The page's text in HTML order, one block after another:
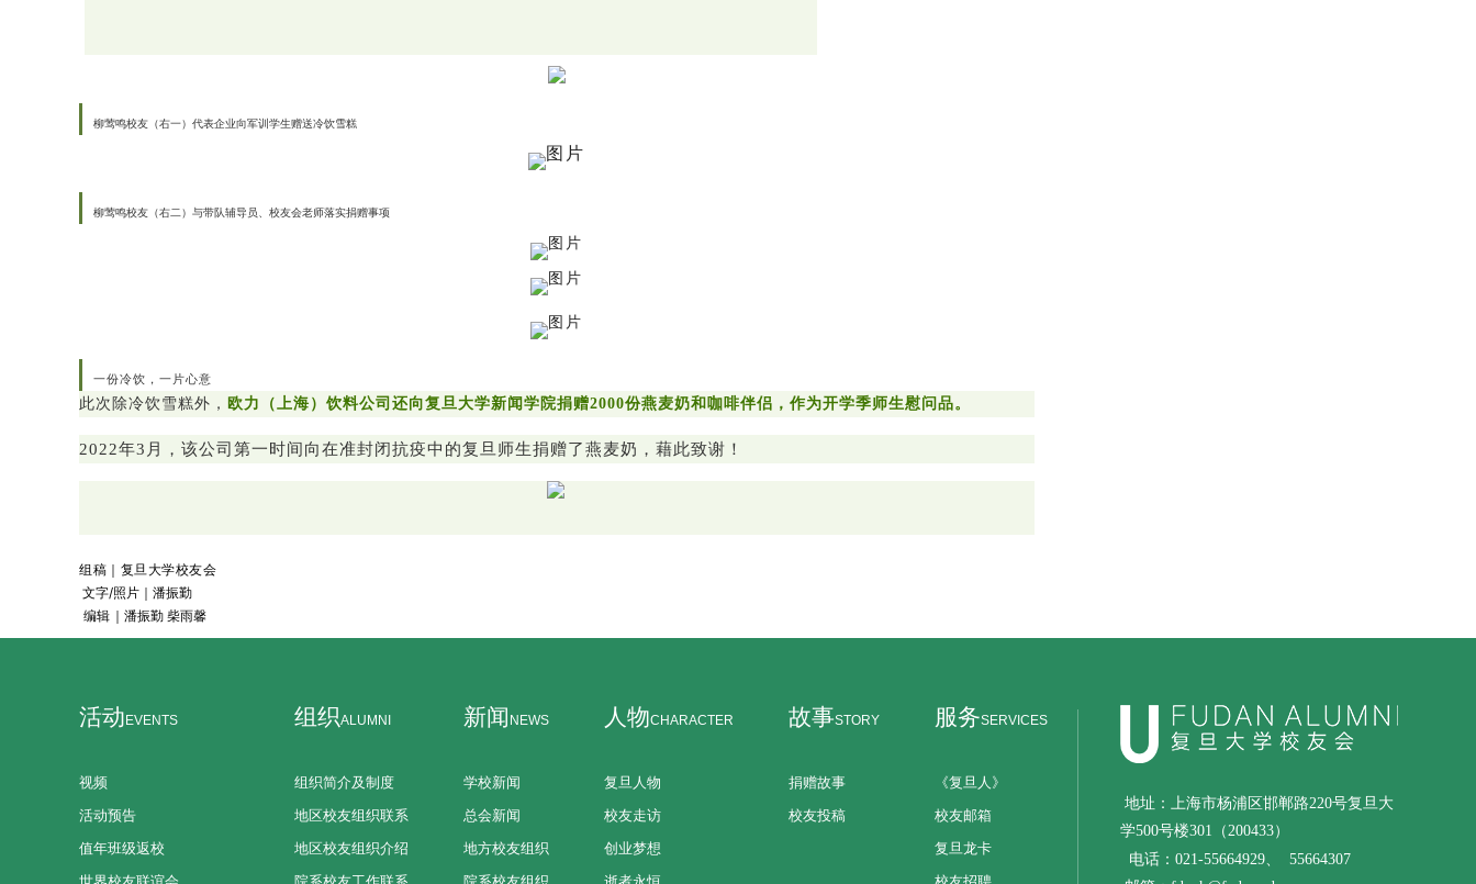
柳莺鸣校友（右一）代表企业向军训学生赠送冷饮雪糕
柳莺鸣校友（右二）与带队辅导员、校友会老师落实捐赠事项
一份冷饮，一片心意
此次除冷饮雪糕外， 欧力（上海）饮料公司还向复旦大学新闻学院捐赠2000份燕麦奶和咖啡伴侣，作为开学季师生慰问品。
2022年3月，该公司第一时间向在准封闭抗疫中的复旦师生捐赠了燕麦奶，藉此致谢！
组稿 ｜复旦大学校友会
文字/照片｜潘振勤
编辑｜潘振勤 柴雨馨
活动 EVENTS
视频
活动预告
值年班级返校
组织ALUMNI
组织简介及制度
地区校友组织联系
地区校友组织介绍
新闻 NEWS
学校新闻
总会新闻
地方校友组织
人物CHARACTER
复旦人物
校友走访
创业梦想
故事STORY
捐赠故事
校友投稿
服务SERVICES
《复旦人》
校友邮箱
复旦龙卡
地址：上海市杨浦区邯郸路220号复旦大
学500号楼301（200433）
电话：021-55664929、
55664307